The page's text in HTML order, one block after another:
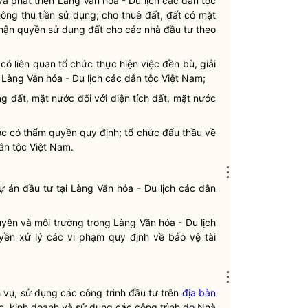
thu tiền sử dụng; cho thuê đất, đất có mặt
quyền sử dụng đấtcho các nhà đầu tư theo
liên quan tổ chức thực hiện việc đền bù, giải
Văn hóa - Du lịch các dân tộc Việt Nam;
đất, mặt nước đối với diện tích đất, mặt nước
có thẩm quyền quy định; tổ chức đấu thầu về
tộc Việt Nam.
đầu tư tại Làng Văn hóa - Du lịch các dân
và môi trường trong Làng Văn hóa - Du lịch
xử lý các vi phạm quy định về bảo vệ tài
sử dụng các công trình đầu tư trên địa bàn
⋮
⋮